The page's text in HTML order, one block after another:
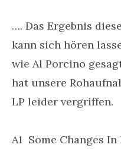
…. Das Ergebnis
kann sich hören
wie Al Porcino
hat unsere
LP leider vergriffen.
A1 Some